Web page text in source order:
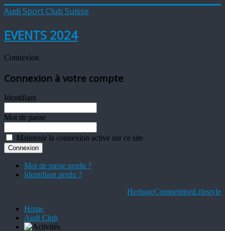
Audi Sport Club Suisse
EVENTS 2024
Connexion
Connexion à votre compte
Identifiant
Mot de passe
Maintenir la connexion active sur ce site
Mot de passe perdu ?
Identifiant perdu ?
HeritageCompetitionLifestyle
Home
Audi Club